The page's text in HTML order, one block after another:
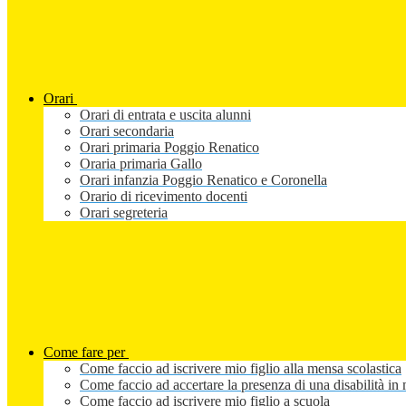
Orari
Orari di entrata e uscita alunni
Orari secondaria
Orari primaria Poggio Renatico
Oraria primaria Gallo
Orari infanzia Poggio Renatico e Coronella
Orario di ricevimento docenti
Orari segreteria
Come fare per
Come faccio ad iscrivere mio figlio alla mensa scolastica
Come faccio ad accertare la presenza di una disabilità
Come faccio ad iscrivere mio figlio a scuola